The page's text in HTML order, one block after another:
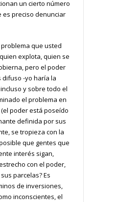
un cierto número
es preciso denunciar
problema que usted
explota, quien se
pero el poder
difuso -yo haría la
y sobre todo el
el problema en
poder está poseído
definida por sus
se tropieza con la
que gentes que
interés sigan,
con el poder,
parcelas? Es
de inversiones,
inconscientes, el